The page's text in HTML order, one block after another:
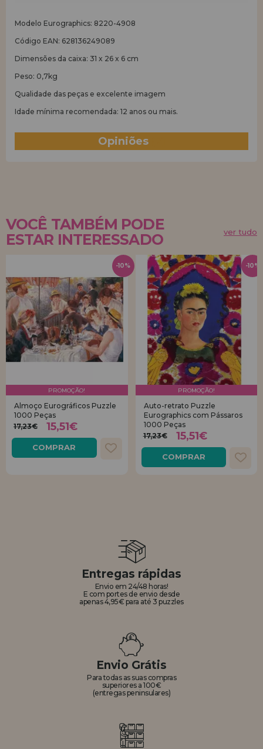
Modelo Eurographics: 8220-4908
Código EAN: 628136249089
Dimensões da caixa: 31 x 26 x 6 cm
Peso: 0,7kg
Qualidade das peças e excelente imagem
Idade mínima recomendada: 12 anos ou mais.
Opiniões
VOCÊ TAMBÉM PODE
ESTAR INTERESSADO
ver tudo
PROMOÇÃO!
Almoço Eurográficos Puzzle
1000 Peças
17,23€
15,51€
COMPRAR
-10%
PROMOÇÃO!
Auto-retrato Puzzle
Eurographics com Pássaros
1000 Peças
17,23€
15,51€
COMPRAR
-10%
Entregas rápidas
Envio em 24/48 horas!
E com portes de envio desde
apenas 4,95€ para até 3 puzzles
Envio Grátis
Para todas as suas compras
superiores a 100€
(entregas peninsulares)